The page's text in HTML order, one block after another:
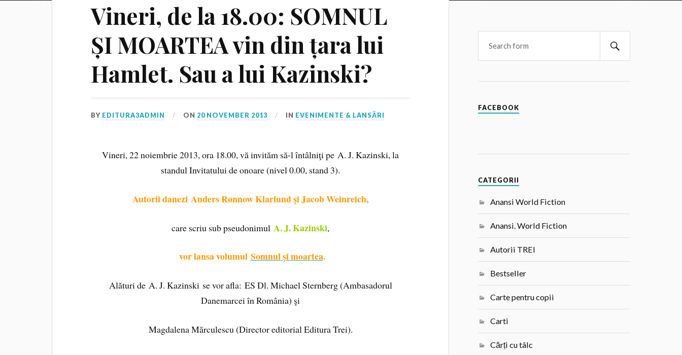
Vineri, de la 18.00: SOMNUL
ȘI MOARTEA vin din țara lui
Hamlet. Sau a lui Kazinski?
BY EDITURA3ADMIN ON 20 NOVEMBER 2013 IN EVENIMENTE & LANSĂRI
Vineri, 22 noiembrie 2013, ora 18.00, vă invităm să-l întâlniţi pe A. J. Kazinski, la
standul Invitatului de onoare (nivel 0.00, stand 3).
Autorii danezi Anders Rønnow Klarlund şi Jacob Weinreich,
care scriu sub pseudonimul A. J. Kazinski,
vor lansa volumul Somnul şi moartea.
Alături de A. J. Kazinski se vor afla: ES Dl. Michael Sternberg (Ambasadorul
Danemarcei în România) şi
Magdalena Mărculescu (Director editorial Editura Trei).
FACEBOOK
CATEGORII
Anansi World Fiction
Anansi. World Fiction
Autorii TREI
Bestseller
Carte pentru copii
Carti
Cărți cu tâlc